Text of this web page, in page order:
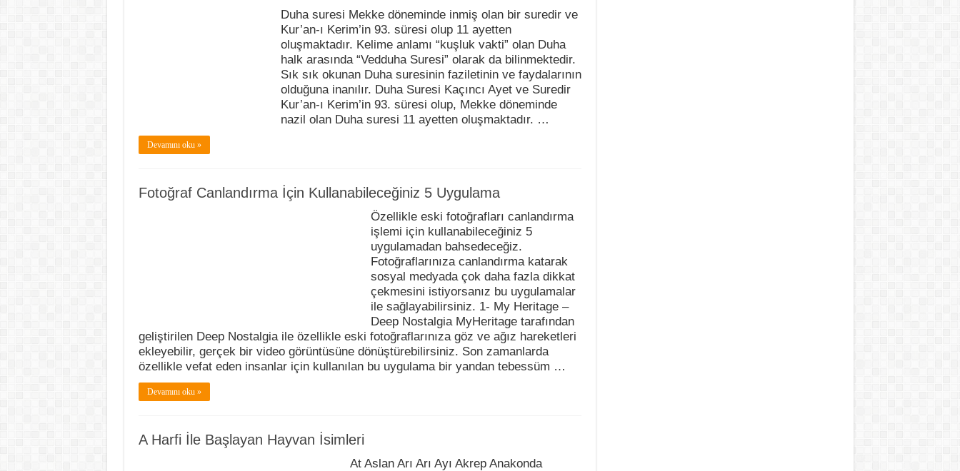
Duha suresi Mekke döneminde inmiş olan bir suredir ve
Kur’an-ı Kerim’in 93. süresi olup 11 ayetten
oluşmaktadır. Kelime anlamı “kuşluk vakti” olan Duha
halk arasında “Vedduha Suresi” olarak da bilinmektedir.
Sık sık okunan Duha suresinin faziletinin ve faydalarının
olduğuna inanılır. Duha Suresi Kaçıncı Ayet ve Suredir
Kur’an-ı Kerim’in 93. süresi olup, Mekke döneminde
nazil olan Duha suresi 11 ayetten oluşmaktadır. …
Devamını oku »
Fotoğraf Canlandırma İçin Kullanabileceğiniz 5 Uygulama
Özellikle eski fotoğrafları canlandırma
işlemi için kullanabileceğiniz 5
uygulamadan bahsedeceğiz.
Fotoğraflarınıza canlandırma katarak
sosyal medyada çok daha fazla dikkat
çekmesini istiyorsanız bu uygulamalar
ile sağlayabilirsiniz. 1- My Heritage –
Deep Nostalgia MyHeritage tarafından
geliştirilen Deep Nostalgia ile özellikle eski fotoğraflarınıza göz ve ağız hareketleri
ekleyebilir, gerçek bir video görüntüsüne dönüştürebilirsiniz. Son zamanlarda
özellikle vefat eden insanlar için kullanılan bu uygulama bir yandan tebessüm …
Devamını oku »
A Harfi İle Başlayan Hayvan İsimleri
At Aslan Arı Arı Ayı Akrep Anakonda